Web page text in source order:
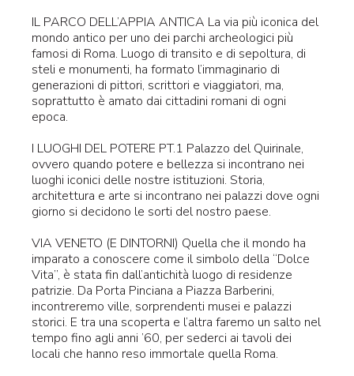
IL PARCO DELL’APPIA ANTICA La via più iconica del
mondo antico per uno dei parchi archeologici più
famosi di Roma. Luogo di transito e di sepoltura, di
steli e monumenti, ha formato l’immaginario di
generazioni di pittori, scrittori e viaggiatori, ma,
soprattutto è amato dai cittadini romani di ogni
epoca.
I LUOGHI DEL POTERE PT.1 Palazzo del Quirinale,
ovvero quando potere e bellezza si incontrano nei
luoghi iconici delle nostre istituzioni. Storia,
architettura e arte si incontrano nei palazzi dove ogni
giorno si decidono le sorti del nostro paese.
VIA VENETO (E DINTORNI) Quella che il mondo ha
imparato a conoscere come il simbolo della “Dolce
Vita”, è stata fin dall’antichità luogo di residenze
patrizie. Da Porta Pinciana a Piazza Barberini,
incontreremo ville, sorprendenti musei e palazzi
storici. E tra una scoperta e l’altra faremo un salto nel
tempo fino agli anni ’60, per sederci ai tavoli dei
locali che hanno reso immortale quella Roma.